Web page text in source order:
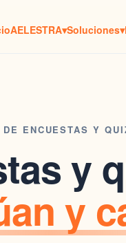
AELESTRA▾Soluciones▾
DE ENCUESTAS Y
y
y